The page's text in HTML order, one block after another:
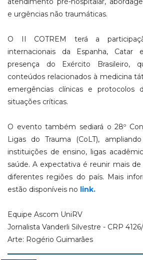
e urgências não traumáticas.
O II COTREM terá a
internacionais da Espanha, Catar
presença do Exército Brasileiro,
conteúdos relacionados à medicina
emergências clínicas e protocolos
situações críticas.
O evento também sediará o 28º
Ligas do Trauma (CoLT),
instituições de ensino, ligas
saúde. A expectativa é reunir mais
diferentes regiões do país. Mais
estão disponíveis no link.
Equipe Ascom UniRV
Jornalista Vanderli Silvestre - CRP
Arte: Rogério Guimarães